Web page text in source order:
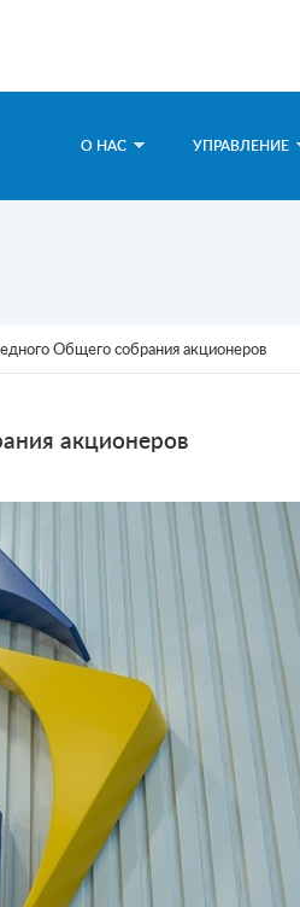
О НАС УПРАВЛЕНИЕ
Общего собрания акционеров
акционеров